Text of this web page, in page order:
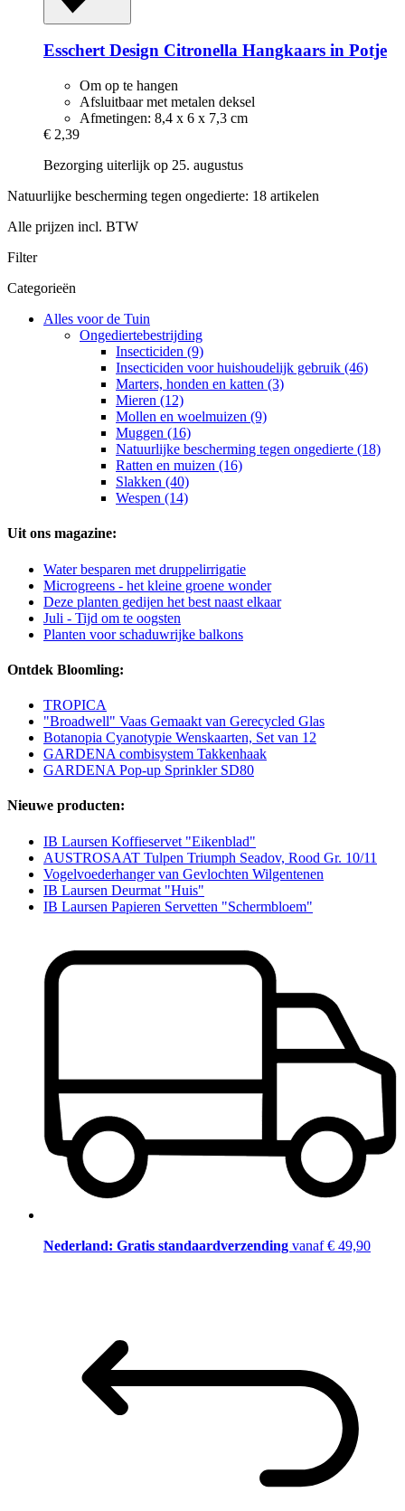
Esschert Design Citronella Hangkaars in Potje
Om op te hangen
Afsluitbaar met metalen deksel
Afmetingen: 8,4 x 6 x 7,3 cm
€ 2,39
Bezorging uiterlijk op 25. augustus
Natuurlijke bescherming tegen ongedierte: 18 artikelen
Alle prijzen incl. BTW
Filter
Categorieën
Alles voor de Tuin
Ongediertebestrijding
Insecticiden (9)
Insecticiden voor huishoudelijk gebruik (46)
Marters, honden en katten (3)
Mieren (12)
Mollen en woelmuizen (9)
Muggen (16)
Natuurlijke bescherming tegen ongedierte (18)
Ratten en muizen (16)
Slakken (40)
Wespen (14)
Uit ons magazine:
Water besparen met druppelirrigatie
Microgreens - het kleine groene wonder
Deze planten gedijen het best naast elkaar
Juli - Tijd om te oogsten
Planten voor schaduwrijke balkons
Ontdek Bloomling:
TROPICA
"Broadwell" Vaas Gemaakt van Gerecycled Glas
Botanopia Cyanotypie Wenskaarten, Set van 12
GARDENA combisystem Takkenhaak
GARDENA Pop-up Sprinkler SD80
Nieuwe producten:
IB Laursen Koffieservet "Eikenblad"
AUSTROSAAT Tulpen Triumph Seadov, Rood Gr. 10/11
Vogelvoederhanger van Gevlochten Wilgentenen
IB Laursen Deurmat "Huis"
IB Laursen Papieren Servetten "Schermbloem"
Nederland: Gratis standaardverzending vanaf € 49,90